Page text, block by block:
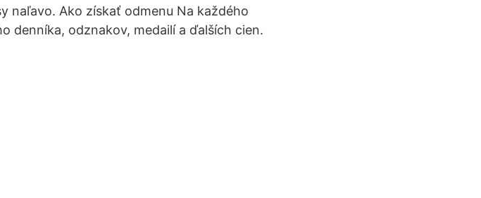
naľavo. Ako získať odmenu Na každého
denníka, odznakov, medailí a ďalších cien.